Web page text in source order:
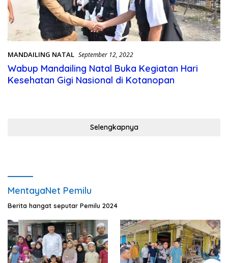
MANDAILING NATAL September 12, 2022
Wabup Mandailing Natal Buka Kegiatan Hari
Kesehatan Gigi Nasional di Kotanopan
Selengkapnya
MentayaNet Pemilu
Berita hangat seputar Pemilu 2024